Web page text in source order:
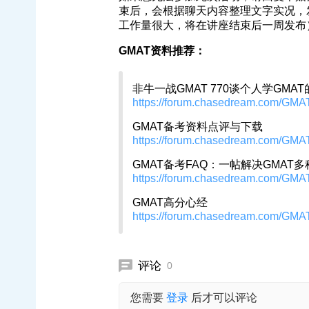
束后，会根据聊天内容整理文字实况
工作量很大，将在讲座结束后一周发布
GMAT资料推荐：
非牛一战GMAT 770谈个人学GMAT
https://forum.chasedream.com/
GMAT备考资料点评与下载
https://forum.chasedream.com/
GMAT备考FAQ：一帖解决GMAT多
https://forum.chasedream.com/
GMAT高分心经
https://forum.chasedream.com/
评论 0
您需要 登录 后才可以评论